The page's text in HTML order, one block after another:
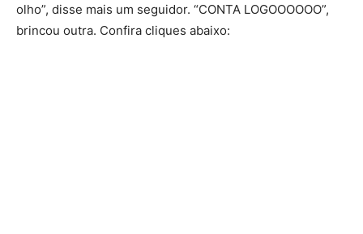
olho”, disse mais um seguidor. “CONTA LOGOOOOOO”,
brincou outra. Confira cliques abaixo: